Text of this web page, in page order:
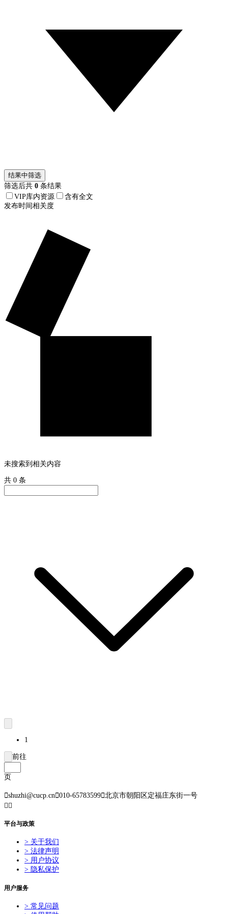
结果中筛选
筛选后共 0 条结果
VIP库内资源
含有全文
发布时间相关度
未搜索到相关内容
共 0 条
1
前往
页
shuzhi@cucp.cn010-65783599北京市朝阳区定福庄东街一号

平台与政策
> 关于我们
> 法律声明
> 用户协议
> 隐私保护
用户服务
> 常见问题